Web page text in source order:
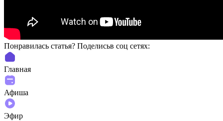
Понравилась статья? Поделиcьв соц сетях:
Главная
Афиша
Эфир